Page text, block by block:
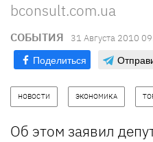
bconsult.com.ua
СОБЫТИЯ 31 Августа 2010
Поделиться
НОВОСТИ ЭКОНОМИКА
Об этом заявил